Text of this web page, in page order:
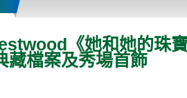
《她和她的珠
藏檔案及秀場首飾